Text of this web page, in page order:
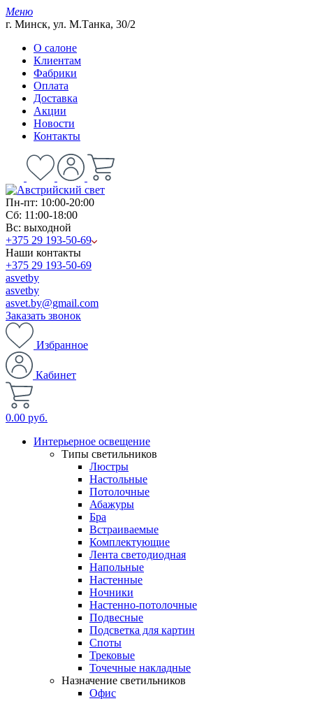
Меню
г. Минск, ул. М.Танка, 30/2
О салоне
Клиентам
Фабрики
Оплата
Доставка
Акции
Новости
Контакты
Пн-пт: 10:00-20:00
Сб: 11:00-18:00
Вс: выходной
+375 29 193-50-69
Наши контакты
+375 29 193-50-69
asvetby
asvetby
asvet.by@gmail.com
Заказать звонок
Избранное
Кабинет
0.00 руб.
Интерьерное освещение
Типы светильников
Люстры
Настольные
Потолочные
Абажуры
Бра
Встраиваемые
Комплектующие
Лента светодиодная
Напольные
Настенные
Ночники
Настенно-потолочные
Подвесные
Подсветка для картин
Споты
Трековые
Точечные накладные
Назначение светильников
Офис